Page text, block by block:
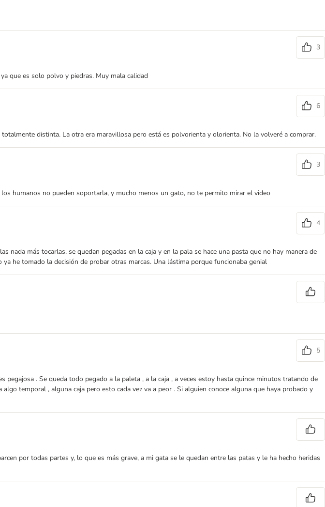
3
que es solo polvo y piedras. Muy mala calidad
6
distinta. La otra era maravillosa pero está es polvorienta y olorienta. No la volveré a comprar.
3
humanos no pueden soportarla, y mucho menos un gato, no te permito mirar el video
4
más tocarlas, se quedan pegadas en la caja y en la pala se hace una pasta que no hay manera de
he tomado la decisión de probar otras marcas. Una lástima porque funcionaba genial
5
. Se queda todo pegado a la paleta , a la caja , a veces estoy hasta quince minutos tratando de
temporal , alguna caja pero esto cada vez va a peor . Si alguien conoce alguna que haya probado y
por todas partes y, lo que es más grave, a mi gata se le quedan entre las patas y le ha hecho heridas